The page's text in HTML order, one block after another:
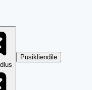
Püsikliendile